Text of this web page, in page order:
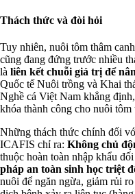
Thách thức và đòi hỏi
Tuy nhiên, nuôi tôm thâm
cũng đang đứng trước nhiều
là liên kết chuỗi giá trị để
Quốc tế Nuôi trồng và Khai
Nghề cá Việt Nam khẳng
khóa thành công cho nuôi
Những thách thức chính đối
ICAFIS chỉ ra: Không chủ
thuộc hoàn toàn nhập khẩu
pháp an toàn sinh học triệt
nuôi để ngăn ngừa, giảm rủi